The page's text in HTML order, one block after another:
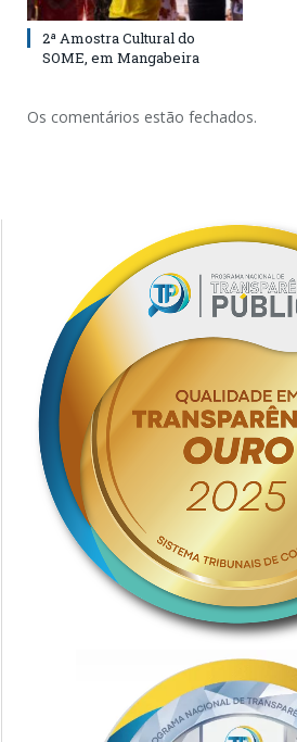
2ª Amostra Cultural do
SOME, em Mangabeira
Os comentários estão fechados.